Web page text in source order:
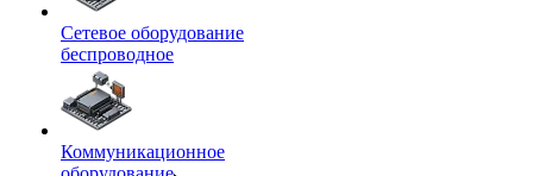
Сетевое оборудование
беспроводное
Коммуникационное